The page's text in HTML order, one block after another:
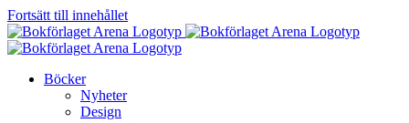
Fortsätt till innehållet
Böcker
Nyheter
Design